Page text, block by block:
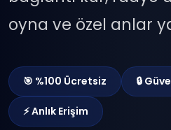
oyna ve özel anlar
🎯 %100 Ücretsiz 🔒
⚡ Anlık Erişim